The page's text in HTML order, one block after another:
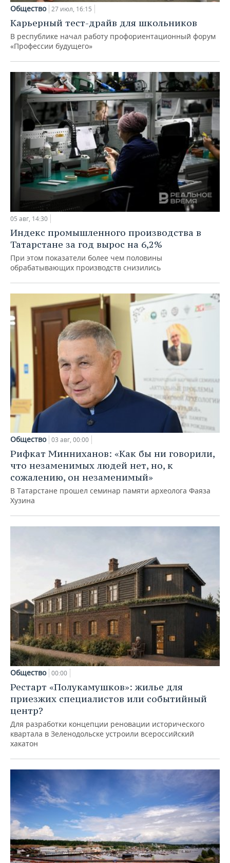
Общество 27 июл, 16:15
Карьерный тест-драйв для школьников
В республике начал работу профориентационный форум
«Профессии будущего»
05 авг, 14:30
Индекс промышленного производства в
Татарстане за год вырос на 6,2%
При этом показатели более чем половины
обрабатывающих производств снизились
Общество 03 авг, 00:00
Рифкат Минниханов: «Как бы ни говорили,
что незаменимых людей нет, но, к
сожалению, он незаменимый»
В Татарстане прошел семинар памяти археолога Фаяза
Хузина
Общество 00:00
Рестарт «Полукамушков»: жилье для
приезжих специалистов или событийный
центр?
Для разработки концепции реновации исторического
квартала в Зеленодольске устроили всероссийский
хакатон